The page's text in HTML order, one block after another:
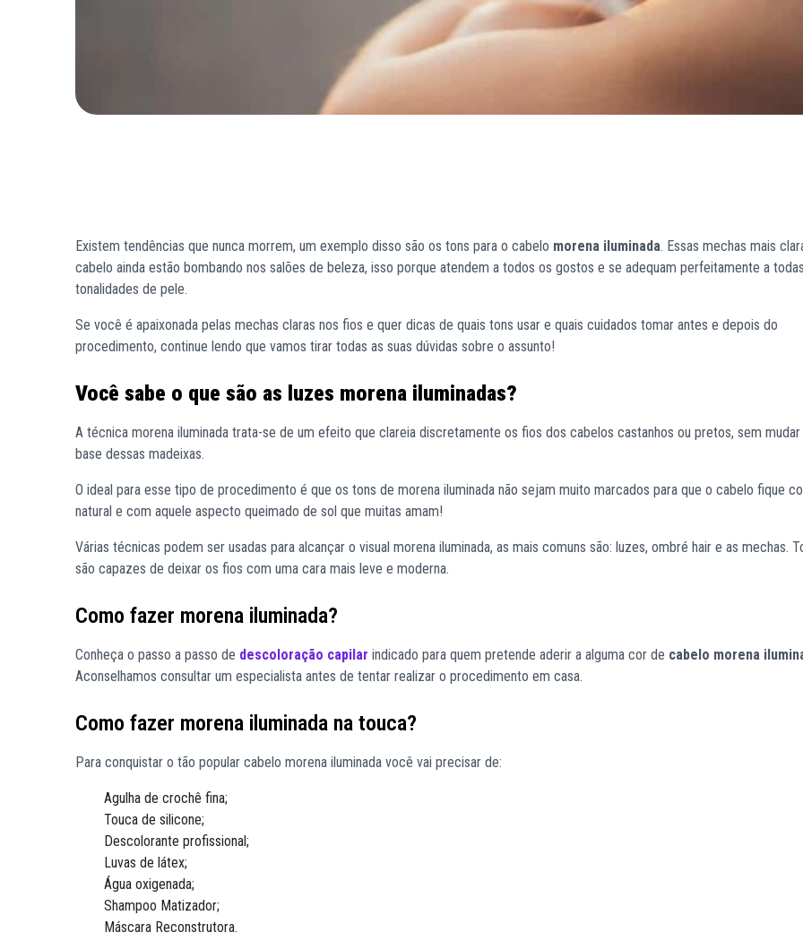
Existem tendências que nunca morrem, um exemplo disso são os tons para o cabelo morena iluminada. Essas mechas mais
cabelo ainda estão bombando nos salões de beleza, isso porque atendem a todos os gostos e se adequam perfeitamente a
tonalidades de pele.
Se você é apaixonada pelas mechas claras nos fios e quer dicas de quais tons usar e quais cuidados tomar antes e depois do
procedimento, continue lendo que vamos tirar todas as suas dúvidas sobre o assunto!
Você sabe o que são as luzes morena iluminadas?
A técnica morena iluminada trata-se de um efeito que clareia discretamente os fios dos cabelos castanhos ou pretos, sem
base dessas madeixas.
O ideal para esse tipo de procedimento é que os tons de morena iluminada não sejam muito marcados para que o cabelo fique
natural e com aquele aspecto queimado de sol que muitas amam!
Várias técnicas podem ser usadas para alcançar o visual morena iluminada, as mais comuns são: luzes, ombré hair e as mechas.
são capazes de deixar os fios com uma cara mais leve e moderna.
Como fazer morena iluminada?
Conheça o passo a passo de descoloração capilar indicado para quem pretende aderir a alguma cor de cabelo morena
Aconselhamos consultar um especialista antes de tentar realizar o procedimento em casa.
Como fazer morena iluminada na touca?
Para conquistar o tão popular cabelo morena iluminada você vai precisar de:
Agulha de crochê fina;
Touca de silicone;
Descolorante profissional;
Luvas de látex;
Água oxigenada;
Shampoo Matizador;
Máscara Reconstrutora.